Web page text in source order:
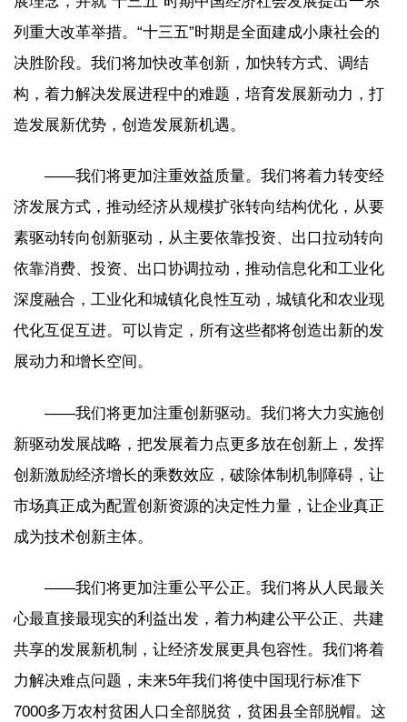
列重大改革举措。“十三五”时期是全面建成小康社会的
决胜阶段。我们将加快改革创新，加快转方式、调结
构，着力解决发展进程中的难题，培育发展新动力，打
造发展新优势，创造发展新机遇。
——我们将更加注重效益质量。我们将着力转变经
济发展方式，推动经济从规模扩张转向结构优化，从要
素驱动转向创新驱动，从主要依靠投资、出口拉动转向
依靠消费、投资、出口协调拉动，推动信息化和工业化
深度融合，工业化和城镇化良性互动，城镇化和农业现
代化互促互进。可以肯定，所有这些都将创造出新的发
展动力和增长空间。
——我们将更加注重创新驱动。我们将大力实施创
新驱动发展战略，把发展着力点更多放在创新上，发挥
创新激励经济增长的乘数效应，破除体制机制障碍，让
市场真正成为配置创新资源的决定性力量，让企业真正
成为技术创新主体。
——我们将更加注重公平公正。我们将从人民最关
心最直接最现实的利益出发，着力构建公平公正、共建
共享的发展新机制，让经济发展更具包容性。我们将着
力解决难点问题，未来5年我们将使中国现行标准下
7000多万农村贫困人口全部脱贫，贫困县全部脱帽。这